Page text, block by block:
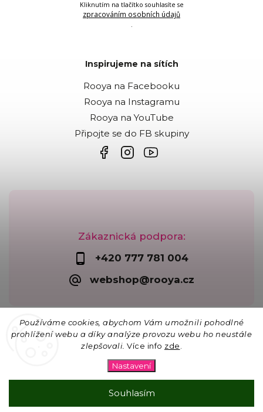
Používáme cookies, abychom Vám umožnili pohodlné
prohlížení webu a díky analýze provozu webu ho neustále
zlepšovali. Více info zde
Nastavení
Souhlasím
Zákaznická podpora:
+420 777 781 004
webshop@rooya.cz
Kliknutím na tlačítko souhlasíte se
zpracováním osobních údajů
.
Inspirujeme na sítích
Rooya na Facebooku
Rooya na Instagramu
Rooya na YouTube
Připojte se do FB skupiny
vyhrazena.
Upravit nastavení cookies
Shoptet | Design